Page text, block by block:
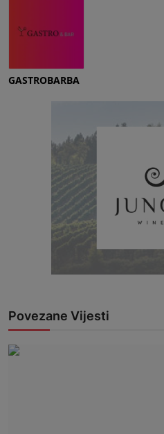
GASTROBARBA
Povezane Vijesti